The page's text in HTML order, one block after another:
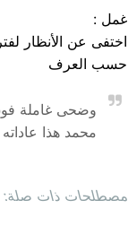
غمل :
اختفى عن الأنظار
حسب العرف
وضحى غاملة
محمد هذا عاداته
مصطلحات ذات صلة: